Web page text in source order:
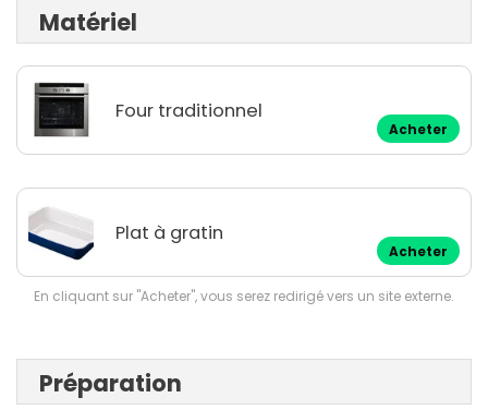
Matériel
Four traditionnel
Acheter
Plat à gratin
Acheter
En cliquant sur "Acheter", vous serez redirigé vers un site externe.
Préparation